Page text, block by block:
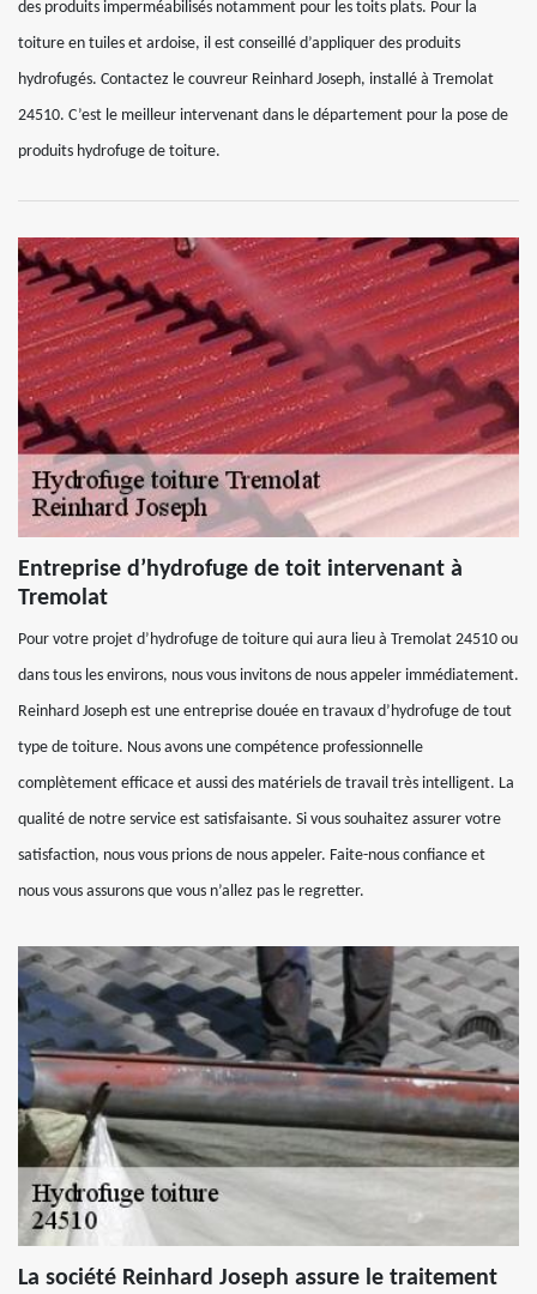
des produits imperméabilisés notamment pour les toits plats. Pour la
toiture en tuiles et ardoise, il est conseillé d’appliquer des produits
hydrofugés. Contactez le couvreur Reinhard Joseph, installé à Tremolat
24510. C’est le meilleur intervenant dans le département pour la pose de
produits hydrofuge de toiture.
Entreprise d’hydrofuge de toit intervenant à
Tremolat
Pour votre projet d’hydrofuge de toiture qui aura lieu à Tremolat 24510 ou
dans tous les environs, nous vous invitons de nous appeler immédiatement.
Reinhard Joseph est une entreprise douée en travaux d’hydrofuge de tout
type de toiture. Nous avons une compétence professionnelle
complètement efficace et aussi des matériels de travail très intelligent. La
qualité de notre service est satisfaisante. Si vous souhaitez assurer votre
satisfaction, nous vous prions de nous appeler. Faite-nous confiance et
nous vous assurons que vous n’allez pas le regretter.
La société Reinhard Joseph assure le traitement